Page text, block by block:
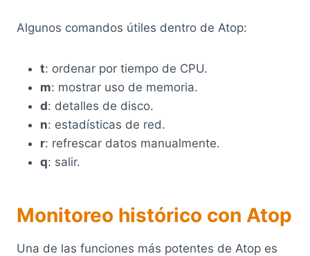
Algunos comandos útiles dentro de Atop:
t: ordenar por tiempo de CPU.
m: mostrar uso de memoria.
d: detalles de disco.
n: estadísticas de red.
r: refrescar datos manualmente.
q: salir.
Monitoreo histórico con Atop
Una de las funciones más potentes de Atop es